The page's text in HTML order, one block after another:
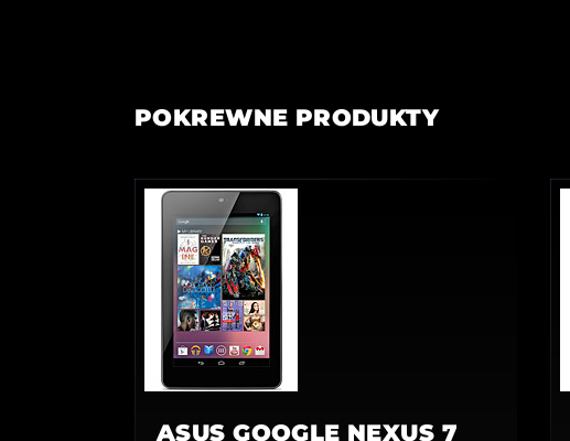
POKREWNE PRODUKTY
ASUS GOOGLE NEXUS 7